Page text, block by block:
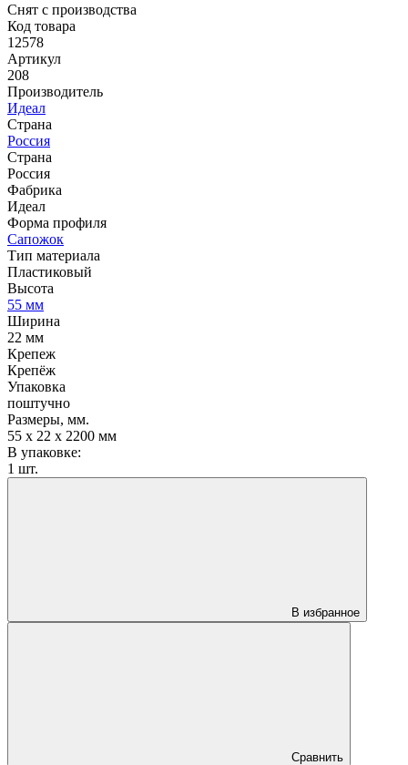
Снят с производства
Код товара
12578
Артикул
208
Производитель
Идеал
Страна
Россия
Страна
Россия
Фабрика
Идеал
Форма профиля
Сапожок
Тип материала
Пластиковый
Высота
55 мм
Ширина
22 мм
Крепеж
Крепёж
Упаковка
поштучно
Размеры, мм.
55 х 22 х 2200 мм
В упаковке:
1 шт.
В избранное
Сравнить